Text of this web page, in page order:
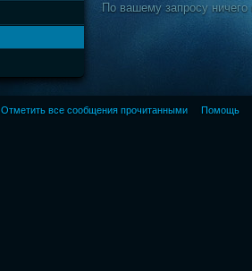
По вашему запросу ничего
Отметить все сообщения прочитанными Помощь